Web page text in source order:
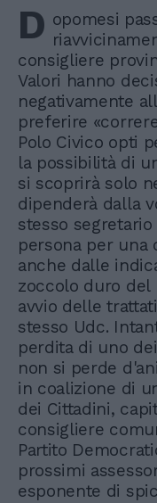
D opomesi
consigliere
Valori hanno
negativamente
preferire
Polo Civico opti
la possibilità di
si scoprirà solo
dipenderà dalla
stesso
persona per una
anche dalle
zoccolo duro del
avvio delle
stesso Udc.
perdita di uno
non si perde
in coalizione di
dei Cittadini,
consigliere
Partito
prossimi
esponente di